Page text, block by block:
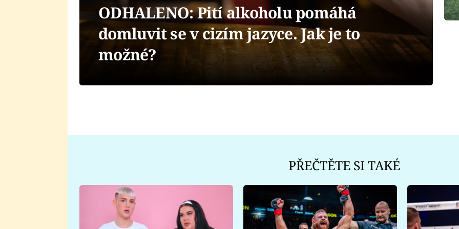
ODHALENO: Pití alkoholu pomáhá
domluvit se v cizím jazyce. Jak je to
možné?
PŘEČTĚTE SI TAKÉ